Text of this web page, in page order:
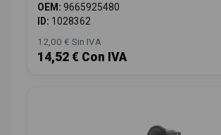
OEM: 9665925480
ID: 1028362
12,00 € Sin IVA
14,52 € Con IVA